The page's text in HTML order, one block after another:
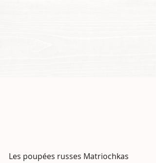
Les poupées russes Matriochkas